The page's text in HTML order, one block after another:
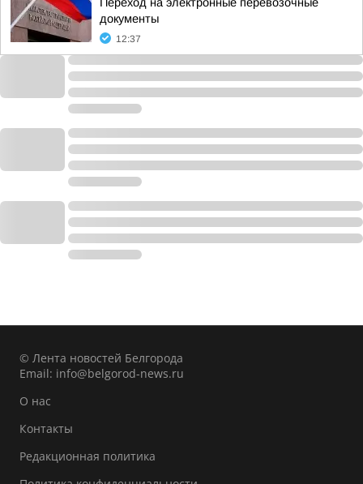
документы
12:37
© Лента новостей Белгорода
Email: info@belgorod-news.ru
О нас
Контакты
Редакционная политика